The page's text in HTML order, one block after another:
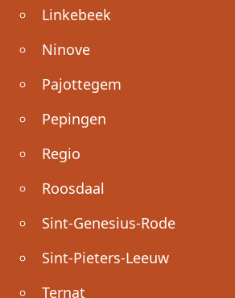
Linkebeek
Ninove
Pajottegem
Pepingen
Regio
Roosdaal
Sint-Genesius-Rode
Sint-Pieters-Leeuw
Ternat